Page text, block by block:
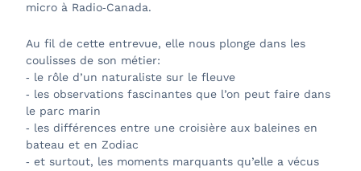
micro à Radio‑Canada.
Au fil de cette entrevue, elle nous plonge dans les
coulisses de son métier:
- le rôle d’un naturaliste sur le fleuve
- les observations fascinantes que l’on peut faire dans
le parc marin
- les différences entre une croisière aux baleines en
bateau et en Zodiac
- et surtout, les moments marquants qu’elle a vécus